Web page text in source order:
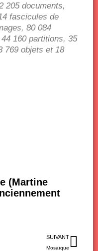
205 documents,
fascicules de
80 084
160 partitions, 35
769 objets et 18
(Martine
SUIVANT
Mosaïque